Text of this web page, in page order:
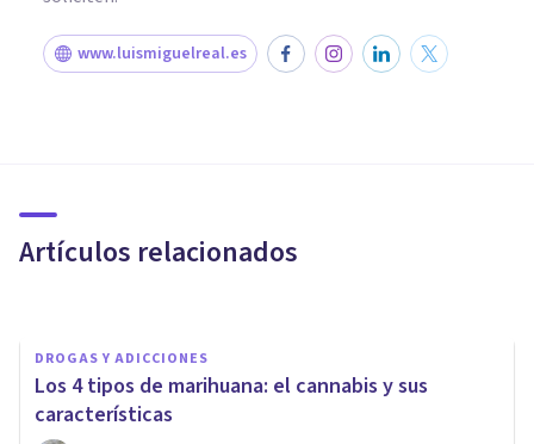
www.luismiguelreal.es
Artículos relacionados
el riesgo de brote psicótico
DROGAS Y ADICCIONES
Los 4 tipos de marihuana: el cannabis y sus
características